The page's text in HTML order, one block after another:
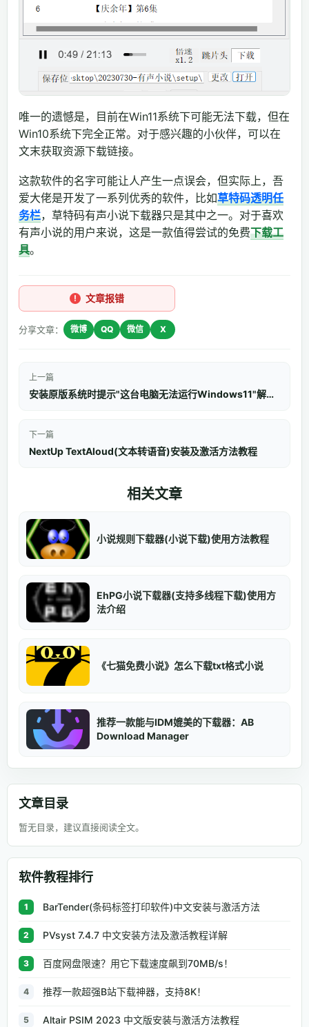
唯一的遗憾是，目前在Win11系统下可能无法下载，但在
Win10系统下完全正常。对于感兴趣的小伙伴，可以在
文末获取资源下载链接。
这款软件的名字可能让人产生一点误会，但实际上，吾
爱大佬是开发了一系列优秀的软件，比如草特码透明任
务栏，草特码有声小说下载器只是其中之一。对于喜欢
有声小说的用户来说，这是一款值得尝试的免费下载工
具。
文章报错
分享文章： 微博 QQ 微信 X
上一篇
安装原版系统时提示"这台电脑无法运行Windows11"解决方法
下一篇
NextUp TextAloud(文本转语音)安装及激活方法教程
相关文章
小说规则下载器(小说下载)使用方法教程
EhPG小说下载器(支持多线程下载)使用方
法介绍
《七猫免费小说》怎么下载txt格式小说
推荐一款能与IDM媲美的下载器：AB
Download Manager
文章目录
暂无目录，建议直接阅读全文。
软件教程排行
1 BarTender(条码标签打印软件)中文安装与激活方法
2 PVsyst 7.4.7 中文安装方法及激活教程详解
3 百度网盘限速？用它下载速度飙到70MB/s！
4 推荐一款超强B站下载神器，支持8K！
5 Altair PSIM 2023 中文版安装与激活方法教程